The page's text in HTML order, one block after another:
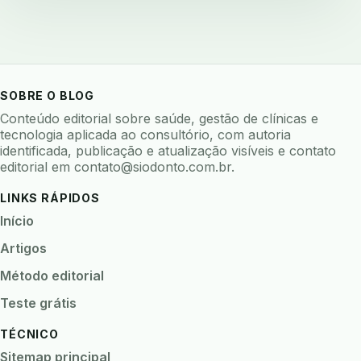
bioceramicos biocompatibilidade
biofeedback
biofilme linhas agua bioimpedancia
biomarcadores biomateriais biomecanica
biometria biometria clinica biometria facial
biopsia biopsia oral
biosseguranca clinica
biossensores
blockchain
SOBRE O BLOG
Conteúdo editorial sobre saúde, gestão de clínicas e
tecnologia aplicada ao consultório, com autoria
identificada, publicação e atualização visíveis e contato
editorial em contato@siodonto.com.br.
LINKS RÁPIDOS
Início
Artigos
Método editorial
Teste grátis
TÉCNICO
Sitemap principal